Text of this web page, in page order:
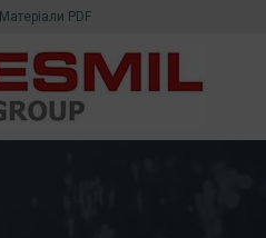
Матеріали PDF